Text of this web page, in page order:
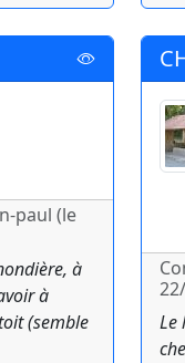
paul (le
à
à
(semble
Le